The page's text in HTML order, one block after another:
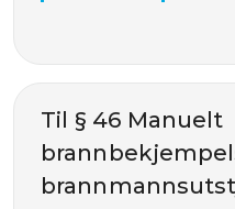
Til § 46 Manuelt